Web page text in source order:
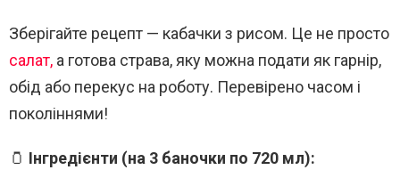
Зберігайте рецепт — кабачки з рисом. Це не просто
салат, а готова страва, яку можна подати як гарнір,
обід або перекус на роботу. Перевірено часом і
поколіннями!
🫙 Інгредієнти (на 3 баночки по 720 мл):